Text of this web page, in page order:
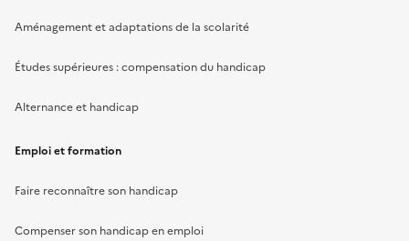
Aménagement et adaptations de la scolarité
Études supérieures : compensation du handicap
Alternance et handicap
Emploi et formation
Faire reconnaître son handicap
Compenser son handicap en emploi